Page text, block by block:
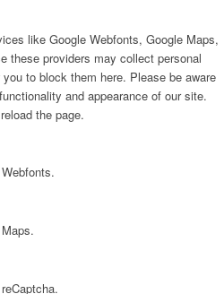
like Google Webfonts, Google Maps,
these providers may collect personal
to block them here. Please be aware
and appearance of our site.
the page.